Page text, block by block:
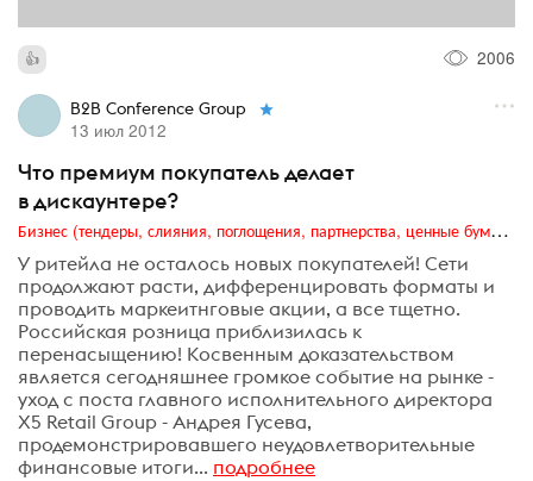
2006
B2B Conference Group
13 июл 2012
Что премиум покупатель делает
в дискаунтере?
Бизнес (тендеры, слияния, поглощения, партнерства, ценные бумаги, акционеры, финансы и отчетность)
У ритейла не осталось новых покупателей! Сети
продолжают расти, дифференцировать форматы и
проводить маркеитнговые акции, а все тщетно.
Российская розница приблизилась к
перенасыщению! Косвенным доказательством
является сегодняшнее громкое событие на рынке -
уход с поста главного исполнительного директора
X5 Retail Group - Андрея Гусева,
продемонстрировавшего неудовлетворительные
финансовые итоги... подробнее